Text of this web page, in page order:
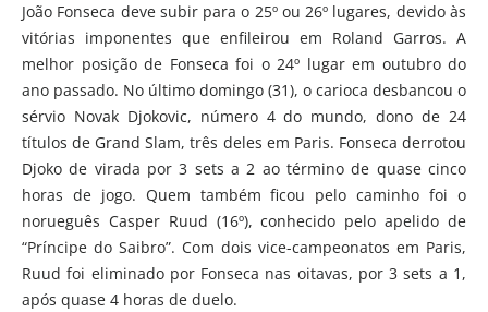
João Fonseca deve subir para o 25º ou 26º lugares, devido às
vitórias imponentes que enfileirou em Roland Garros. A
melhor posição de Fonseca foi o 24º lugar em outubro do
ano passado. No último domingo (31), o carioca desbancou o
sérvio Novak Djokovic, número 4 do mundo, dono de 24
títulos de Grand Slam, três deles em Paris. Fonseca derrotou
Djoko de virada por 3 sets a 2 ao término de quase cinco
horas de jogo. Quem também ficou pelo caminho foi o
norueguês Casper Ruud (16º), conhecido pelo apelido de
“Príncipe do Saibro”. Com dois vice-campeonatos em Paris,
Ruud foi eliminado por Fonseca nas oitavas, por 3 sets a 1,
após quase 4 horas de duelo.